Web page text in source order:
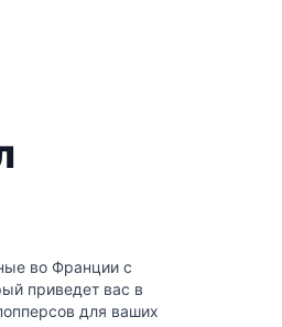
во Франции с
приведет вас в
для ваших